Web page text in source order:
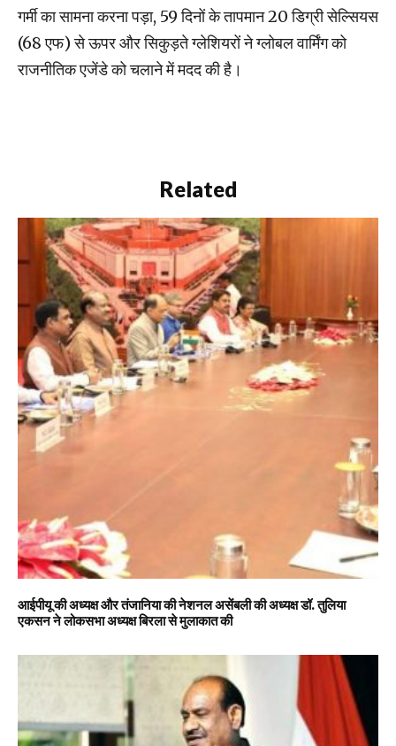
गर्मी का सामना करना पड़ा, 59 दिनों के तापमान 20 डिग्री सेल्सियस
(68 एफ) से ऊपर और सिकुड़ते ग्लेशियरों ने ग्लोबल वार्मिंग को
राजनीतिक एजेंडे को चलाने में मदद की है।
Related
आईपीयू की अध्यक्ष और तंजानिया की नेशनल असेंबली की अध्यक्ष डॉ. तुलिया
एकसन ने लोकसभा अध्यक्ष बिरला से मुलाकात की